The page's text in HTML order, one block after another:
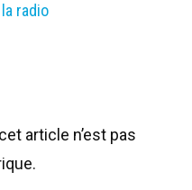
radio
article n’est pas